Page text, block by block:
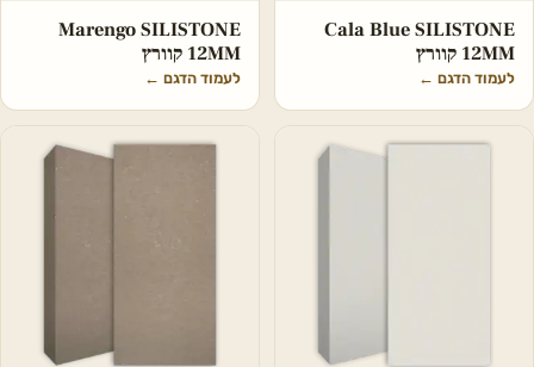
Cala Blue SILISTONE
12MM קוורץ
לעמוד הדגם ←
Marengo SILISTONE
12MM קוורץ
לעמוד הדגם ←